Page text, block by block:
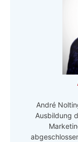
André
Ausbildung